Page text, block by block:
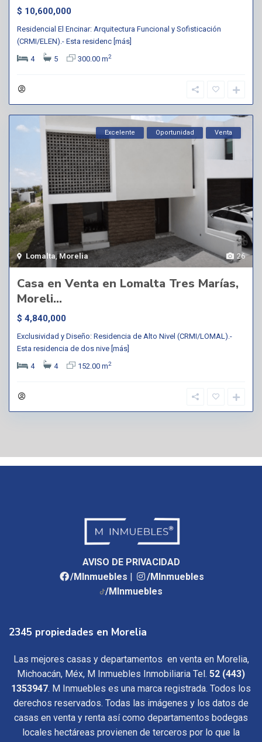
$ 10,600,000
Residencial El Encinar: Arquitectura Funcional y Sofisticación
(CRMI/ELEN).- Esta residenc [más]
4
5 300.00 m2
26
Lomalta ,Morelia
Excelente Oportunidad Venta
Casa en Venta en Lomalta Tres Marías,
Moreli...
$ 4,840,000
Exclusividad y Diseño: Residencia de Alto Nivel (CRMI/LOMAL).-
Esta residencia de dos nive [más]
4
4 152.00 m2
AVISO DE PRIVACIDAD
/MInmuebles |
/MInmuebles
/MInmuebles
2345 propiedades en Morelia
Las mejores casas y departamentos en venta en Morelia,
Michoacán, Méx, M Inmuebles Inmobiliaria Tel. 52 (443)
1353947. M Inmuebles es una marca registrada. Todos los
derechos reservados. Todas las imágenes y los datos de
casas en venta y renta así como departamentos bodegas
locales hectáreas provienen de terceros por lo que la